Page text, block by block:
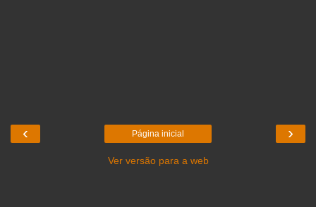
‹ ›
Página inicial
Ver versão para a web